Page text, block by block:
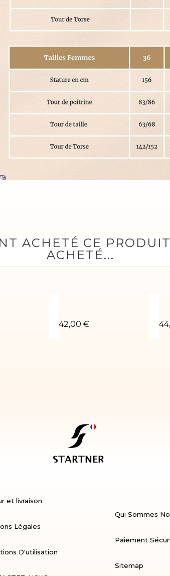
ACHETÉ CE
ACHETÉ...
42,00 €
et livraison
Légales
D'utilisation
Qui Sommes
Paiement
Sitemap